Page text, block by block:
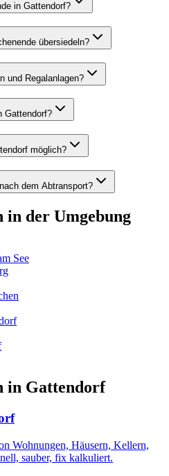
in Gattendorf?
übersiedeln?
und Regalanlagen?
Gattendorf?
möglich?
dem Abtransport?
in der Umgebung
See
in Gattendorf
Wohnungen, Häusern, Kellern,
sauber, fix kalkuliert.